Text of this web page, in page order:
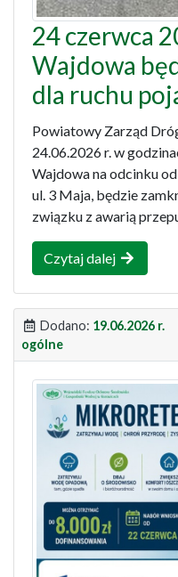
24 czerwca
Wajdowa
dla ruchu
Powiatowy Zarząd
24.06.2026 r. w
Wajdowa na odcinku
ul. 3 Maja, będzie
związku z awarią
Czytaj dalej
Dodano: 19.06.2026 r.
ogólne